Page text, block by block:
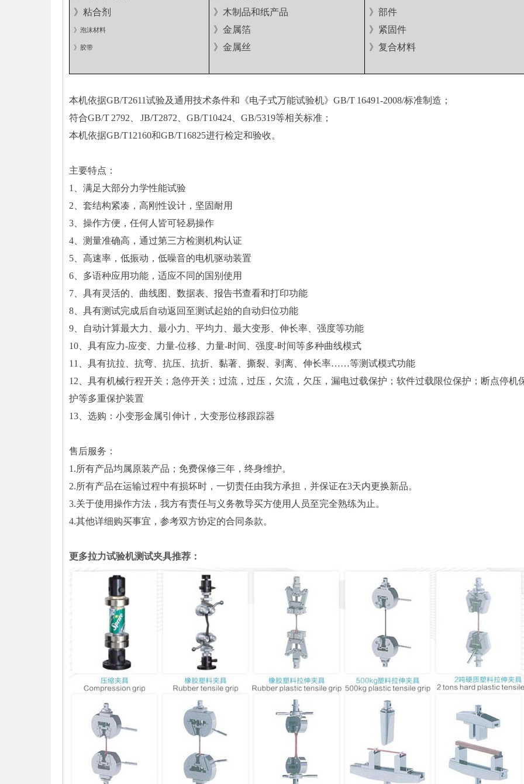
》粘合剂
》泡沫材料
》胶带
》木制品和纸产品
》金属箔
》金属丝
》部件
》紧固件
》复合材料
本机依据GB/T2611试验及通用技术条件和《电子式万能试验机》GB/T 16491-2008/标准制造；
符合GB/T 2792、 JB/T2872、GB/T10424、GB/5319等相关标准；
本机依据GB/T12160和GB/T16825进行检定和验收。
主要特点：
1、满足大部分力学性能试验
2、套结构紧凑，高刚性设计，坚固耐用
3、操作方便，任何人皆可轻易操作
4、测量准确高，通过第三方检测机构认证
5、高速率，低振动，低噪音的电机驱动装置
6、多语种应用功能，适应不同的国别使用
7、具有灵活的、曲线图、数据表、报告书查看和打印功能
8、具有测试完成后自动返回至测试起始的自动归位功能
9、自动计算最大力、最小力、平均力、最大变形、伸长率、强度等功能
10、具有应力-应变、力量-位移、力量-时间、强度-时间等多种曲线模式
11、具有抗拉、抗弯、抗压、抗折、黏著、撕裂、剥离、伸长率……等测试模式功能
12、具有机械行程开关；急停开关；过流，过压，欠流，欠压，漏电过载保护；软件过载限位保护；断点停机
护等多重保护装置
13、选购：小变形金属引伸计，大变形位移跟踪器
售后服务：
1.所有产品均属原装产品；免费保修三年，终身维护。
2.所有产品在运输过程中有损坏时，一切责任由我方承担，并保证在3天内更换新品。
3.关于使用操作方法，我方有责任与义务教导买方使用人员至完全熟练为止。
4.其他详细购买事宜，参考双方协定的合同条款。
更多拉力试验机测试夹具推荐：